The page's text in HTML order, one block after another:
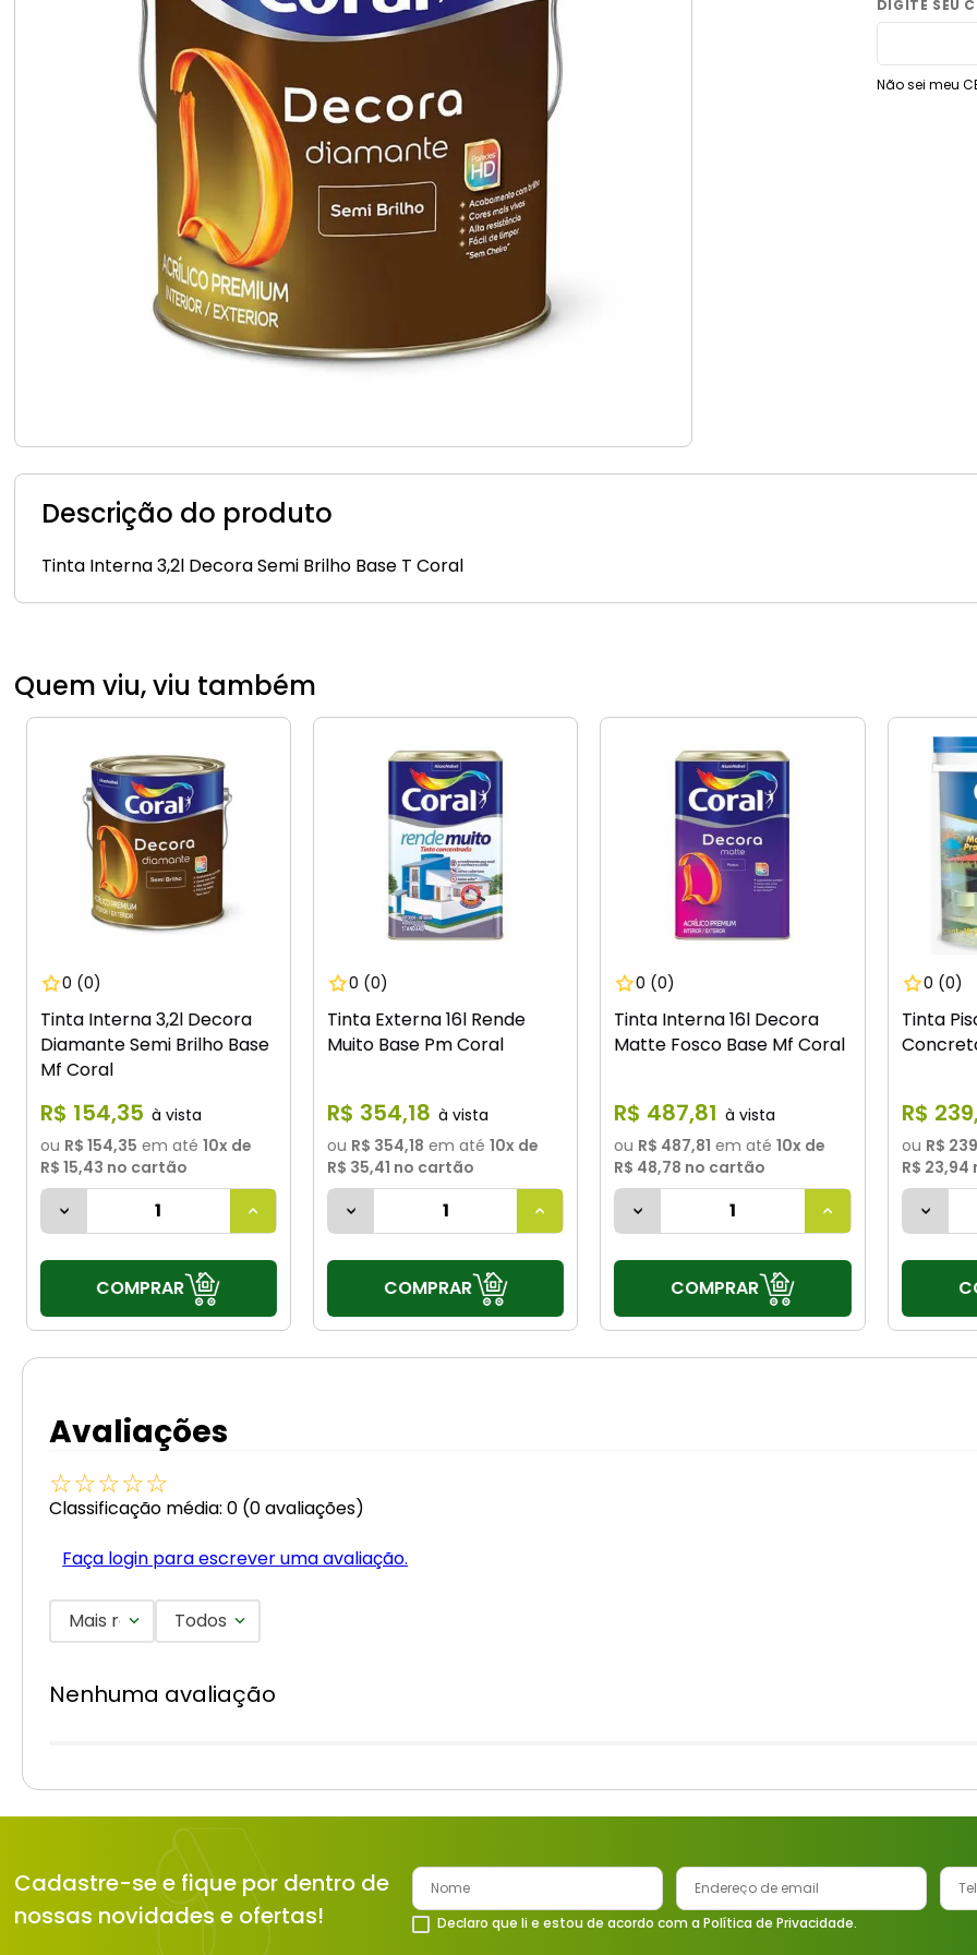
Não sei meu
Descrição do produto
Tinta Interna 3,2l Decora Semi Brilho Base T Coral
Quem viu, viu também
0 (0)
Tinta Interna 3,2l Decora
Diamante Semi Brilho Base
Mf Coral
R$ 154,35
ou R$ 154,35 em até 10x de
R$ 15,43 no cartão
COMPRAR
0 (0)
Tinta Externa 16l Rende
Muito Base Pm Coral
R$ 354,18
ou R$ 354,18 em até 10x de
R$ 35,41 no cartão
COMPRAR
0 (0)
Tinta Interna 16l Decora
Matte Fosco Base Mf Coral
R$ 487,81
ou R$ 487,81 em até 10x de
R$ 48,78 no cartão
COMPRAR
0 (0)
Tinta
R$ 239
ou R$
R$ 23,94
Avaliações
☆☆☆☆☆
Classificação média: 0 (0 avaliações)
Faça login para escrever uma avaliação.
Mais recentesTodos
Nenhuma avaliação
Cadastre-se e fique por dentro de
nossas novidades e ofertas!
Declaro que li e estou de acordo com a Política de Privacidade.
9º
torneira
vaso sanitário